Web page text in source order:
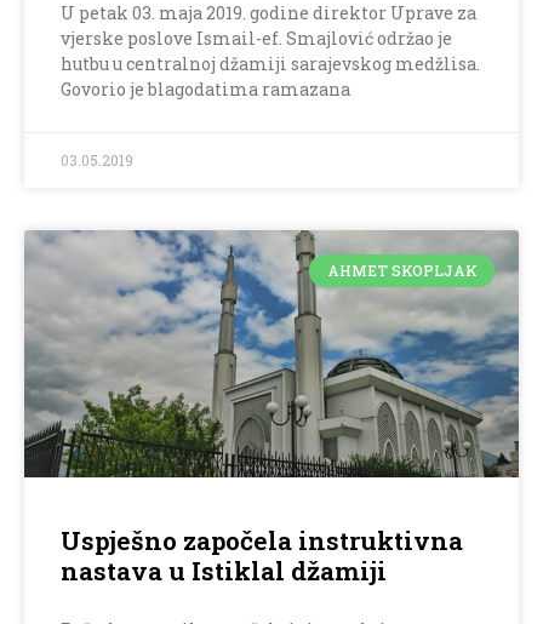
U petak 03. maja 2019. godine direktor Uprave za
vjerske poslove Ismail-ef. Smajlović održao je
hutbu u centralnoj džamiji sarajevskog medžlisa.
Govorio je blagodatima ramazana
03.05.2019
AHMET SKOPLJAK
Uspješno započela instruktivna
nastava u Istiklal džamiji